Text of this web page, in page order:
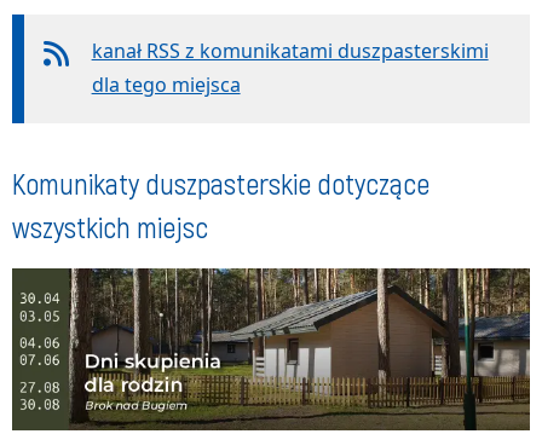
kanał RSS z komunikatami duszpasterskimi
dla tego miejsca
Komunikaty duszpasterskie dotyczące
wszystkich miejsc